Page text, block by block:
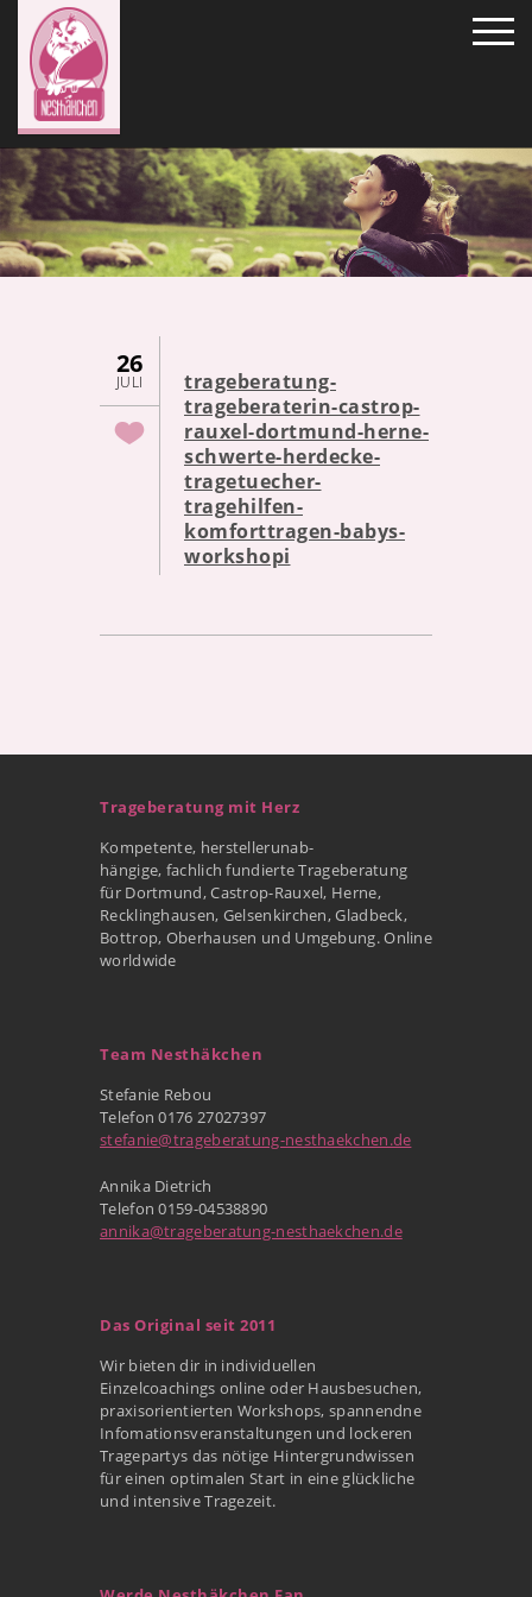
26
JULI
trageberatung-
trageberaterin-castrop-
rauxel-dortmund-herne-
schwerte-herdecke-
tragetuecher-
tragehilfen-
komforttragen-babys-
workshopi
Trageberatung mit Herz
Kompetente, herstellerunab-
hängige, fachlich fundierte Trageberatung
für Dortmund, Castrop-Rauxel, Herne,
Recklinghausen, Gelsenkirchen, Gladbeck,
Bottrop, Oberhausen und Umgebung. Online
worldwide
Team Nesthäkchen
Stefanie Rebou
Telefon 0176 27027397
stefanie@trageberatung-nesthaekchen.de
Annika Dietrich
Telefon 0159-04538890
annika@trageberatung-nesthaekchen.de
Das Original seit 2011
Wir bieten dir in individuellen
Einzelcoachings online oder Hausbesuchen,
praxisorientierten Workshops, spannendne
Infomationsveranstaltungen und lockeren
Tragepartys das nötige Hintergrundwissen
für einen optimalen Start in eine glückliche
und intensive Tragezeit.